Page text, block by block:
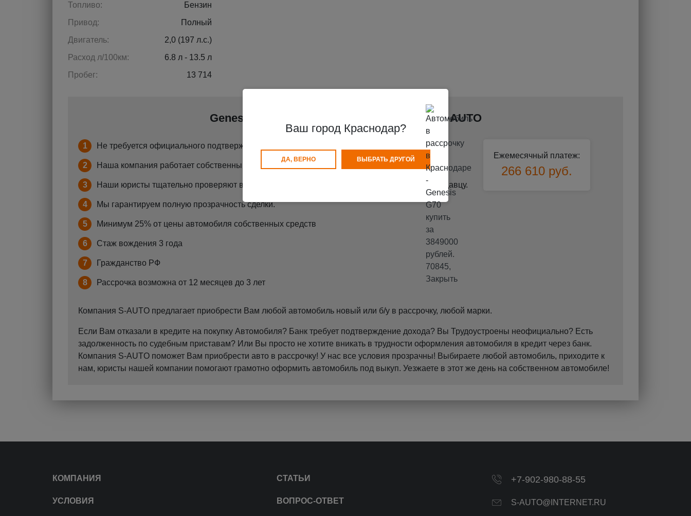
Топливо:
Бензин
Привод:
Полный
Двигатель:
2,0 (197 л.с.)
Расход л/100км:
6.8 л - 13.5 л
Пробег:
13 714
Genesis G70 в рассрочку легко, вместе с S-AUTO
1 Не требуется официального подтверждения Вашего трудоустройства.
2 Наша компания работает собственными деньгами, без участия Банков.
3 Наши юристы тщательно проверяют все документы по покупаемому автомобилю и по продавцу.
4 Мы гарантируем полную прозрачность сделки.
5 Минимум 25% от цены автомобиля собственных средств
6 Стаж вождения 3 года
7 Гражданство РФ
8 Рассрочка возможна от 12 месяцев до 3 лет
Ежемесячный платеж:
266 610 руб.
Компания S-AUTO предлагает приобрести Вам любой автомобиль новый или б/у в рассрочку, любой марки.
Если Вам отказали в кредите на покупку Автомобиля? Банк требует подтверждение дохода? Вы Трудоустроены неофициально? Есть
задолженность по судебным приставам? Или Вы просто не хотите вникать в трудности оформления автомобиля в кредит через банк.
Компания S-AUTO поможет Вам приобрести авто в рассрочку! У нас все условия прозрачны! Выбираете любой автомобиль, приходите к
нам, юристы нашей компании помогают грамотно оформить автомобиль под выкуп. Уезжаете в этот же день на собственном автомобиле!
КОМПАНИЯ
УСЛОВИЯ
СТАТЬИ
ВОПРОС-ОТВЕТ
+7-902-980-88-55
S-AUTO@INTERNET.RU
Ваш город Краснодар?
ДА, ВЕРНО ВЫБРАТЬ ДРУГОЙ